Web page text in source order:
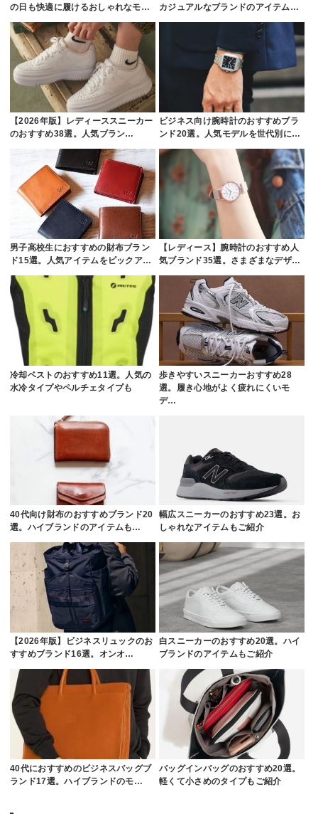
の日も快適に履けるおしゃれなモ…
カジュアルなブランドのアイテム…
【2026年版】レディーススニーカー
のおすすめ38選。人気ブラン…
ビジネス向け腕時計のおすすめブラ
ンド20選。人気モデルを世代別に…
男子高校生におすすめの財布ブラン
ド15選。人気アイテムをピックア…
【レディース】腕時計のおすすめ人
気ブランド35選。さまざまなデザ…
冷却ベストのおすすめ11選。人気の
水冷タイプやペルチェタイプも
歩きやすいスニーカーおすすめ28
選。履き心地がよく疲れにくいモ
デ…
40代向け財布のおすすめブランド20
選。ハイブランドのアイテムも…
幅広スニーカーのおすすめ23選。お
しゃれなアイテムもご紹介
【2026年版】ビジネスリュックのお
すすめブランド16選。オンオ…
白スニーカーのおすすめ20選。ハイ
ブランドのアイテムもご紹介
40代におすすめのビジネスバッグブ
ランド17選。ハイブランドのモ…
バッグインバッグのおすすめ20選。
軽くて小さめのタイプもご紹介